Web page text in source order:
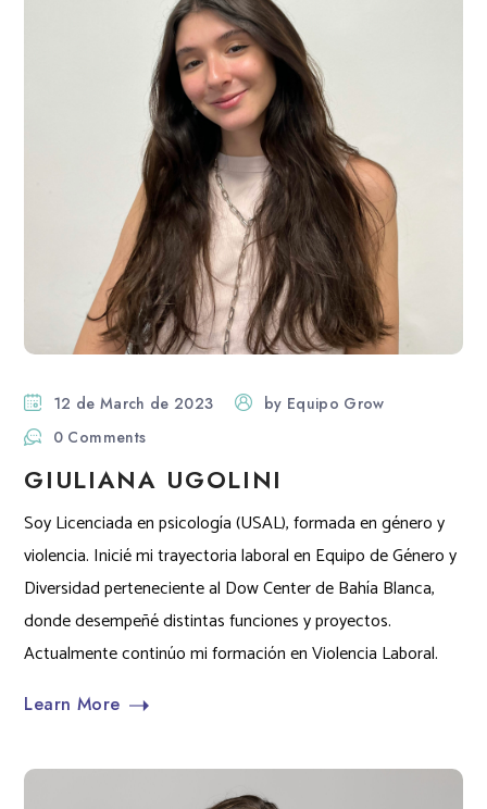
12 de March de 2023 by Equipo Grow
0 Comments
GIULIANA UGOLINI
Soy Licenciada en psicología (USAL), formada en género y
violencia. Inicié mi trayectoria laboral en Equipo de Género y
Diversidad perteneciente al Dow Center de Bahía Blanca,
donde desempeñé distintas funciones y proyectos.
Actualmente continúo mi formación en Violencia Laboral.
Learn More